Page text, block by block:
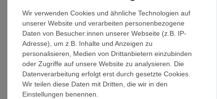
Materialschlaufen bieten ausreichend Platz für Karabiner
und anderes Kletterequipment. Eine Chalkbagschlaufe und
zwei zusätzliche Materialbefestigungsschlaufen sorgen für
zusätzliche Ordnung und Funktionalität.
Ob beim Sportklettern, Mehrseillängentouren oder
Alpinklettern - der Webee Lady ist ein zuverlässiger Partner
für alle deine Kletterabenteuer. Dank seiner Leichtigkeit
und seines komfortablen Tragegefühls ist er kaum spürbar
Wir verwenden Cookies und ähnliche Technologien auf
unserer Website und verarbeiten personenbezogene
Daten von Besucher:innen unserer Webseite (z.B. IP-
Adresse), um z.B. Inhalte und Anzeigen zu
personalisieren, Medien von Drittanbietern einzubinden
oder Zugriffe auf unsere Website zu analysieren. Die
Datenverarbeitung erfolgt erst durch gesetzte Cookies.
Wir teilen diese Daten mit Dritten, die wir in den
Einstellungen benennen.